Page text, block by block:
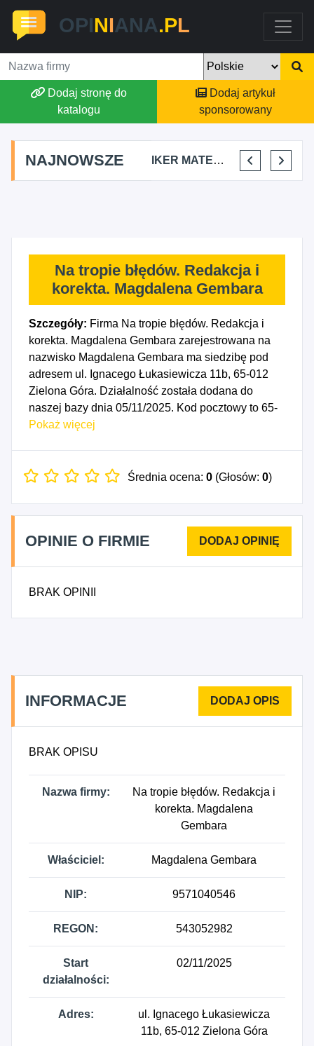
OPINIANA.PL
Dodaj stronę do
katalogu
Dodaj artykuł
sponsorowany
NAJNOWSZE
CIBORBUD PATRYK CIBORSKI IKER MATEO LOZANO
Na tropie błędów. Redakcja i
korekta. Magdalena Gembara
Szczegóły: Firma Na tropie błędów. Redakcja i
korekta. Magdalena Gembara zarejestrowana na
nazwisko Magdalena Gembara ma siedzibę pod
adresem ul. Ignacego Łukasiewicza 11b, 65-012
Zielona Góra. Działalność została dodana do
naszej bazy dnia 05/11/2025. Kod pocztowy to 65-
012, województwo LUBUSKIE, powiat Zielona
firmy Na tropie błędów. Redakcja i korekta.
na dzień 02/11/2025. Wybrane kody PKD to: 1813Z
- Działalność usługowa związana z
Pokaż więcej
Średnia ocena: 0 (Głosów: 0)
OPINIE O FIRMIE
BRAK OPINII
INFORMACJE
BRAK OPISU
Nazwa firmy:
Na tropie błędów. Redakcja i
korekta. Magdalena
Gembara
Właściciel: Magdalena Gembara
NIP: 9571040546
REGON: 543052982
Start
działalności:
02/11/2025
Adres:
ul. Ignacego Łukasiewicza
11b, 65-012 Zielona Góra